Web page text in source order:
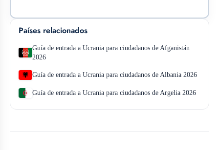
Países relacionados
Guía de entrada a Ucrania para ciudadanos de Afganistán
2026
Guía de entrada a Ucrania para ciudadanos de Albania 2026
Guía de entrada a Ucrania para ciudadanos de Argelia 2026